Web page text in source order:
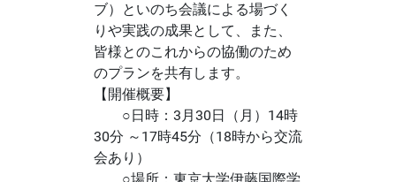
ブ）といのち会議による場づく
りや実践の成果として、また、
皆様とのこれからの協働のため
のプランを共有します。
【開催概要】
○日時：3月30日（月）14時
30分 ～17時45分（18時から交流
会あり）